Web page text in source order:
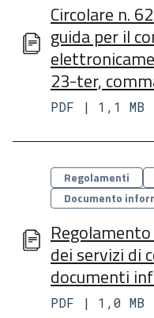
Circolare n.
guida per il
23-ter,
PDF | 1,1 MB
dei servizi di
documenti
Categorie
Regolamenti
Documento
PDF | 1,0 MB